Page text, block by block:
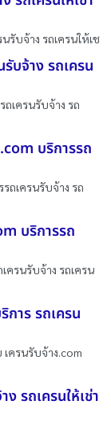
รับจ้าง รถเครนให้เช
บจ้าง รถเครน
เครนรับจ้าง รถ
บริการรถ
ถเครนรับจ้าง รถ
บริการรถ
ครนรับจ้าง รถเครน
าร รถเครน
ครนรับจ้าง.com
รถเครนให้เช่า